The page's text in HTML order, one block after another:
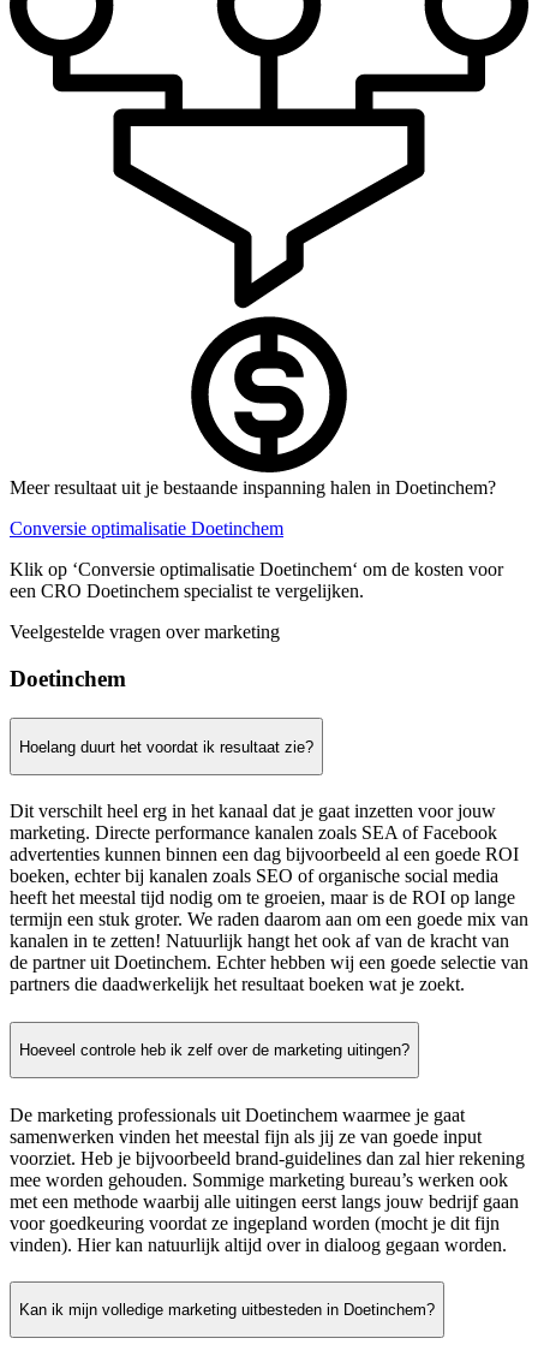
Meer resultaat uit je bestaande inspanning halen in Doetinchem?
Conversie optimalisatie Doetinchem
Klik op ‘Conversie optimalisatie Doetinchem‘ om de kosten voor
een CRO Doetinchem specialist te vergelijken.
Veelgestelde vragen over marketing
Doetinchem
Hoelang duurt het voordat ik resultaat zie?
Dit verschilt heel erg in het kanaal dat je gaat inzetten voor jouw
marketing. Directe performance kanalen zoals SEA of Facebook
advertenties kunnen binnen een dag bijvoorbeeld al een goede ROI
boeken, echter bij kanalen zoals SEO of organische social media
heeft het meestal tijd nodig om te groeien, maar is de ROI op lange
termijn een stuk groter. We raden daarom aan om een goede mix van
kanalen in te zetten! Natuurlijk hangt het ook af van de kracht van
de partner uit Doetinchem. Echter hebben wij een goede selectie van
partners die daadwerkelijk het resultaat boeken wat je zoekt.
Hoeveel controle heb ik zelf over de marketing uitingen?
De marketing professionals uit Doetinchem waarmee je gaat
samenwerken vinden het meestal fijn als jij ze van goede input
voorziet. Heb je bijvoorbeeld brand-guidelines dan zal hier rekening
mee worden gehouden. Sommige marketing bureau’s werken ook
met een methode waarbij alle uitingen eerst langs jouw bedrijf gaan
voor goedkeuring voordat ze ingepland worden (mocht je dit fijn
vinden). Hier kan natuurlijk altijd over in dialoog gegaan worden.
Kan ik mijn volledige marketing uitbesteden in Doetinchem?